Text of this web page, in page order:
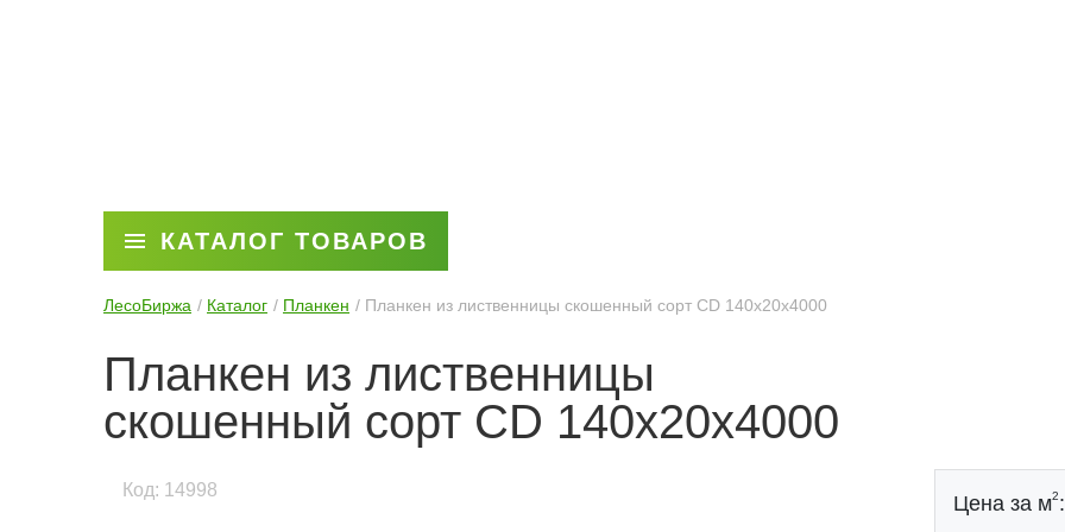
КАТАЛОГ ТОВАРОВ
ЛесоБиржа Каталог Планкен Планкен из лиственницы скошенный сорт CD 140x20x4000
Планкен из лиственницы
скошенный сорт CD 140x20x4000
Код: 14998
Цена за м2: